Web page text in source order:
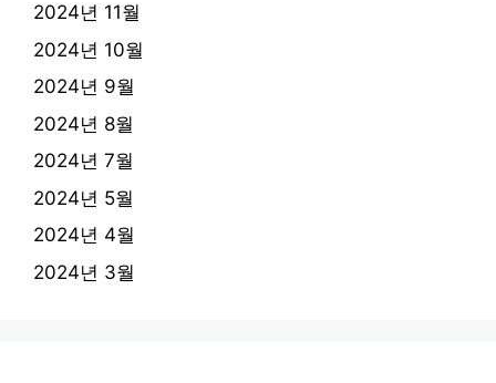
2024년 11월
2024년 10월
2024년 9월
2024년 8월
2024년 7월
2024년 5월
2024년 4월
2024년 3월